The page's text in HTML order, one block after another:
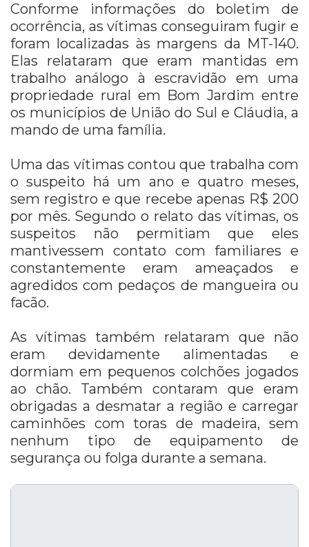
Conforme informações do boletim de
ocorrência, as vítimas conseguiram fugir e
foram localizadas às margens da MT-140.
Elas relataram que eram mantidas em
trabalho análogo à escravidão em uma
propriedade rural em Bom Jardim entre
os municípios de União do Sul e Cláudia, a
mando de uma família.
Uma das vítimas contou que trabalha com
o suspeito há um ano e quatro meses,
sem registro e que recebe apenas R$ 200
por mês. Segundo o relato das vítimas, os
suspeitos não permitiam que eles
mantivessem contato com familiares e
constantemente eram ameaçados e
agredidos com pedaços de mangueira ou
facão.
As vítimas também relataram que não
eram devidamente alimentadas e
dormiam em pequenos colchões jogados
ao chão. Também contaram que eram
obrigadas a desmatar a região e carregar
caminhões com toras de madeira, sem
nenhum tipo de equipamento de
segurança ou folga durante a semana.